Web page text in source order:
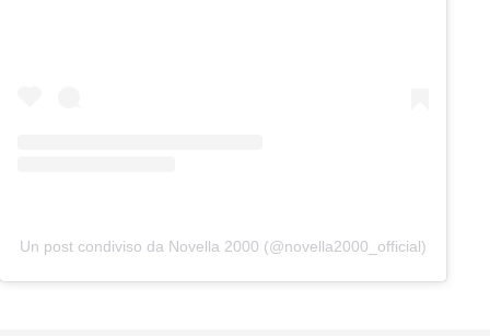
Un post condiviso da Novella 2000 (@novella2000_official)